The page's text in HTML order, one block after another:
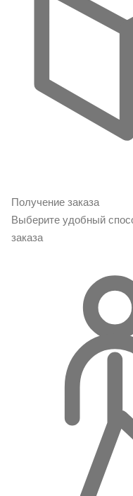
Получение заказа
Выберите удобный
заказа